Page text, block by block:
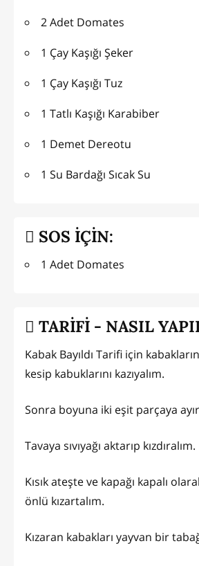
2 Adet Domates
1 Çay Kaşığı Şeker
1 Çay Kaşığı Tuz
1 Tatlı Kaşığı Karabiber
1 Demet Dereotu
1 Su Bardağı Sıcak Su
SOS İÇİN:
1 Adet Domates
TARİFİ - NASIL
Kabak Bayıldı Tarifi için kabakların
kesip kabuklarını kazıyalım.
Sonra boyuna iki eşit parçaya
Tavaya sıvıyağı aktarıp kızdıralım.
Kısık ateşte ve kapağı kapalı
önlü kızartalım.
Kızaran kabakları yayvan bir